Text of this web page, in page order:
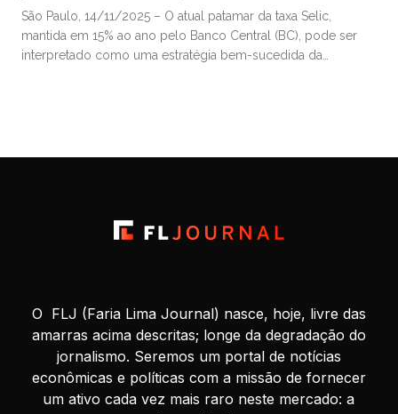
São Paulo, 14/11/2025 – O atual patamar da taxa Selic,
mantida em 15% ao ano pelo Banco Central (BC), pode ser
interpretado como uma estratégia bem-sucedida da
O FLJ (Faria Lima Journal) nasce, hoje, livre das
amarras acima descritas; longe da degradação do
jornalismo. Seremos um portal de notícias
econômicas e políticas com a missão de fornecer
um ativo cada vez mais raro neste mercado: a